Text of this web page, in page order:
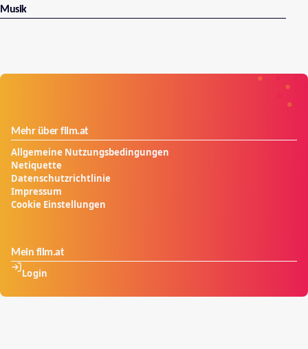
Musik
Mehr über film.at
Allgemeine Nutzungsbedingungen
Netiquette
Datenschutzrichtlinie
Impressum
Cookie Einstellungen
Mein film.at
Login